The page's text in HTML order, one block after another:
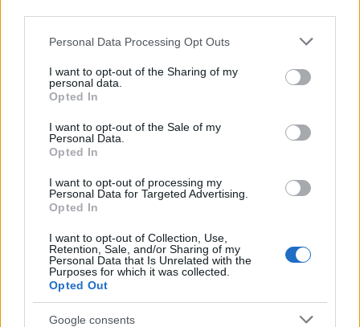
Please note that this website/app uses one or more Google
not limited to your visit or usage behaviour. You may click to
grant or deny consent to Google and its third-party tags to
use your data for below specified purposes in below Google
consent section.
Personal Data Processing Opt Outs
I want to opt-out of the Sharing of my
personal data.
Opted In
I want to opt-out of the Sale of my
Personal Data.
Opted In
I want to opt-out of processing my
Personal Data for Targeted Advertising.
Opted In
I want to opt-out of Collection, Use,
Retention, Sale, and/or Sharing of my
Personal Data that Is Unrelated with the
Purposes for which it was collected.
Opted Out
Google consents
Ciekawostki
— A na blogu
— Pochodzenie nazwy VOD
w oddali— O dawnym
Mogą Cię zainteresować również hasła
anioł
Dominikana
kłuć